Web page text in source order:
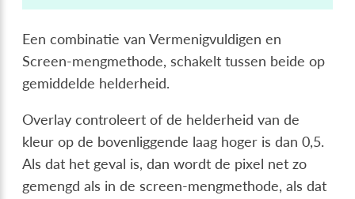
Een combinatie van Vermenigvuldigen en
Screen-mengmethode, schakelt tussen beide op
gemiddelde helderheid.
Overlay controleert of de helderheid van de
kleur op de bovenliggende laag hoger is dan 0,5.
Als dat het geval is, dan wordt de pixel net zo
gemengd als in de screen-mengmethode, als dat